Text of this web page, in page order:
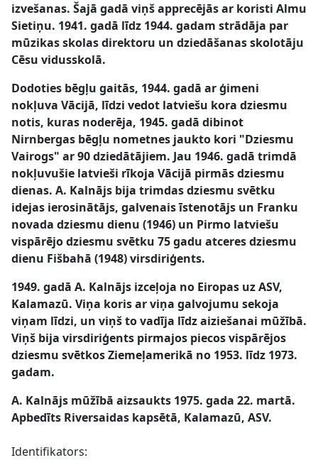
izvešanas. Šajā gadā viņš apprecējās ar koristi Almu
Sietiņu. 1941. gadā līdz 1944. gadam strādāja par
mūzikas skolas direktoru un dziedāšanas skolotāju
Cēsu vidusskolā.
Dodoties bēgļu gaitās, 1944. gadā ar ģimeni
nokļuva Vācijā, līdzi vedot latviešu kora dziesmu
notis, kuras noderēja, 1945. gadā dibinot
Nirnbergas bēgļu nometnes jaukto kori "Dziesmu
Vairogs" ar 90 dziedātājiem. Jau 1946. gadā trimdā
nokļuvušie latvieši rīkoja Vācijā pirmās dziesmu
dienas. A. Kalnājs bija trimdas dziesmu svētku
idejas ierosinātājs, galvenais īstenotājs un Franku
novada dziesmu dienu (1946) un Pirmo latviešu
vispārējo dziesmu svētku 75 gadu atceres dziesmu
dienu Fišbahā (1948) virsdiriģents.
1949. gadā A. Kalnājs izceļoja no Eiropas uz ASV,
Kalamazū. Viņa koris ar viņa galvojumu sekoja
viņam līdzi, un viņš to vadīja līdz aiziešanai mūžībā.
Viņš bija virsdiriģents pirmajos piecos vispārējos
dziesmu svētkos Ziemeļamerikā no 1953. līdz 1973.
gadam.
A. Kalnājs mūžībā aizsaukts 1975. gada 22. martā.
Apbedīts Riversaidas kapsētā, Kalamazū, ASV.
Identifikators: